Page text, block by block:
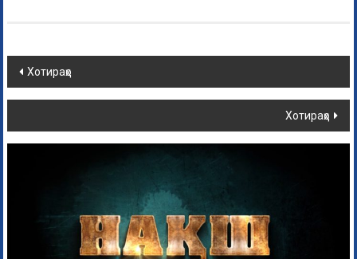
Хотираҳо
Хотираҳо